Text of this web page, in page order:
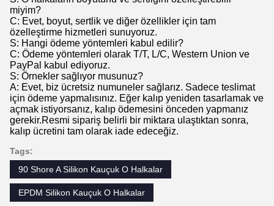
miyim?
C: Evet, boyut, sertlik ve diğer özellikler için tam
özelleştirme hizmetleri sunuyoruz.
S: Hangi ödeme yöntemleri kabul edilir?
C: Ödeme yöntemleri olarak T/T, L/C, Western Union ve
PayPal kabul ediyoruz.
S: Örnekler sağlıyor musunuz?
A: Evet, biz ücretsiz numuneler sağlarız. Sadece teslimat
için ödeme yapmalısınız. Eğer kalıp yeniden tasarlamak ve
açmak istiyorsanız, kalıp ödemesini önceden yapmanız
gerekir.Resmi sipariş belirli bir miktara ulaştıktan sonra,
kalıp ücretini tam olarak iade edeceğiz.
Tags:
90 Shore A Silikon Kauçuk O Halkalar
EPDM Silikon Kauçuk O Halkalar